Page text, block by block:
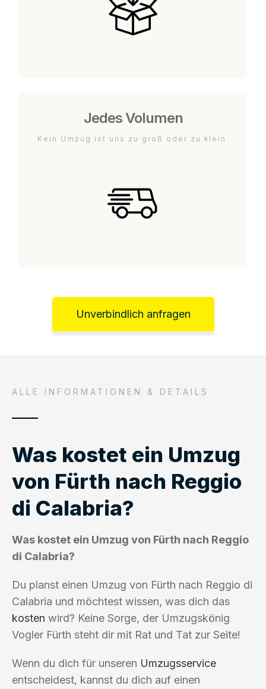
Jedes Volumen
Kein Umzug ist uns zu groß oder zu klein.
Unverbindlich anfragen
ALLE INFORMATIONEN & DETAILS
Was kostet ein Umzug
von Fürth nach Reggio
di Calabria?
Was kostet ein Umzug von Fürth nach Reggio
di Calabria?
Du planst einen Umzug von Fürth nach Reggio di
Calabria und möchtest wissen, was dich das
kosten wird? Keine Sorge, der Umzugskönig
Vogler Fürth steht dir mit Rat und Tat zur Seite!
Wenn du dich für unseren Umzugsservice
entscheidest, kannst du dich auf einen